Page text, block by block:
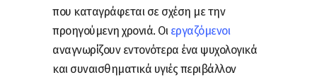
που καταγράφεται σε σχέση με την
προηγούμενη χρονιά. Οι εργαζόμενοι
αναγνωρίζουν εντονότερα ένα ψυχολογικά
και συναισθηματικά υγιές περιβάλλον